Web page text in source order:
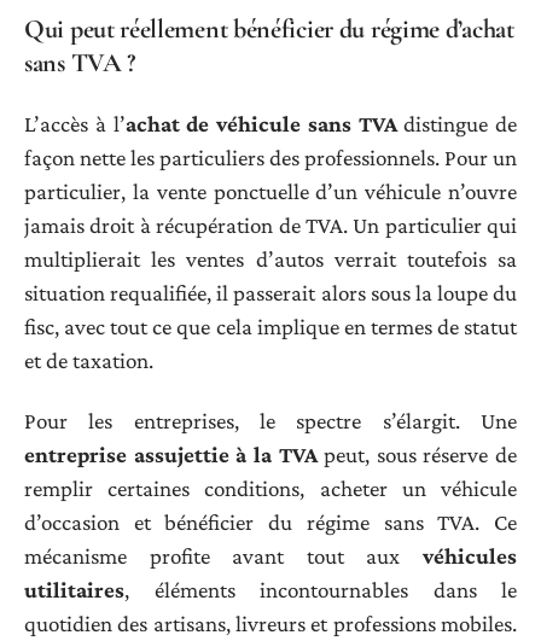
Qui peut réellement bénéficier du régime d’achat
sans TVA ?
L’accès à l’achat de véhicule sans TVAdistingue de
façon nette les particuliers des professionnels. Pour un
particulier, la vente ponctuelle d’un véhicule n’ouvre
jamais droit à récupération de TVA. Un particulier qui
multiplierait les ventes d’autos verrait toutefois sa
situation requalifiée, il passerait alors sous la loupe du
fisc, avec tout ce que cela implique en termes de statut
et de taxation.
Pour les entreprises, le spectre s’élargit. Une
entreprise assujettie à la TVApeut, sous réserve de
remplir certaines conditions, acheter un véhicule
d’occasion et bénéficier du régime sans TVA. Ce
mécanisme profite avant tout aux véhicules
utilitaires, éléments incontournables dans le
quotidien des artisans, livreurs et professions mobiles.